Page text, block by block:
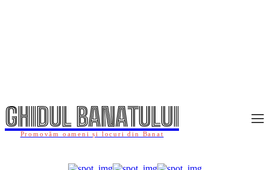
GHIDUL BANATULUI
Promovăm oameni și locuri din Banat